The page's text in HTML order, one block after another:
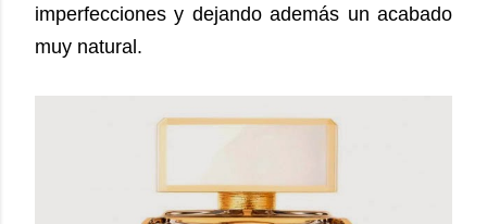
imperfecciones y dejando además un acabado
muy natural.